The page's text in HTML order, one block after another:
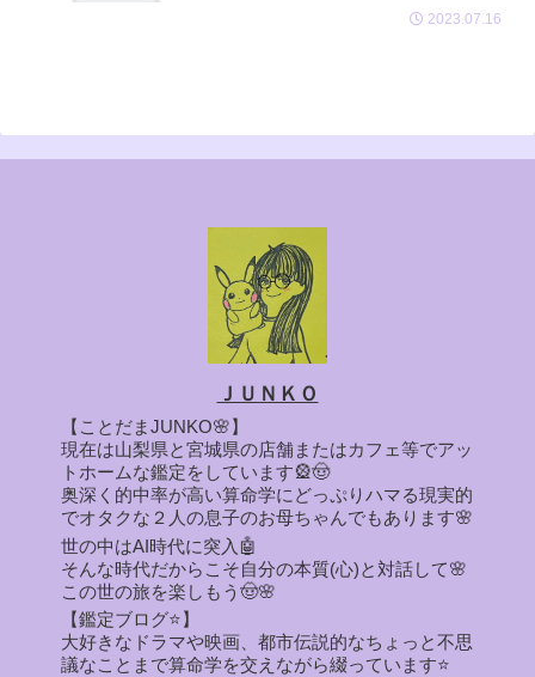
2023.07.16
ＪＵＮＫＯ
【ことだまJUNKO🌸】
現在は山梨県と宮城県の店舗またはカフェ等でアッ
トホームな鑑定をしています🎡🤠
奥深く的中率が高い算命学にどっぷりハマる現実的
でオタクな２人の息子のお母ちゃんでもあります🌸
世の中はAI時代に突入🤖
そんな時代だからこそ自分の本質(心)と対話して🌸
この世の旅を楽しもう🤠🌸
【鑑定ブログ⭐】
大好きなドラマや映画、都市伝説的なちょっと不思
議なことまで算命学を交えながら綴っています⭐